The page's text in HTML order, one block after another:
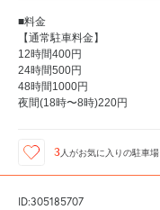
■料金
【通常駐車料金】
12時間400円
24時間500円
48時間1000円
夜間(18時〜8時)220円
3 人がお気に入りの駐車場
ID:305185707